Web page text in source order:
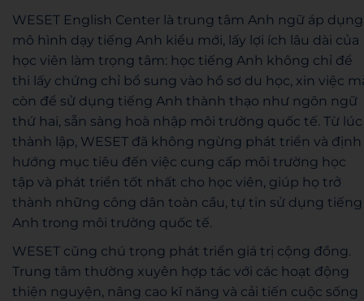
WESET English Center là trung tâm Anh ngữ áp dụng
mô hình dạy tiếng Anh kiểu mới, lấy lợi ích lâu dài của
học viên làm trọng tâm: học tiếng Anh không chỉ để
thi lấy chứng chỉ bổ sung vào hồ sơ du học, xin việc
còn để sử dụng tiếng Anh thành thạo như ngôn ngữ
thứ hai, sẵn sàng hoà nhập môi trường quốc tế. Từ lúc
thành lập, WESET đã không ngừng phát triển và định
hướng mục tiêu đến việc cung cấp môi trường học
tập và phát triển tốt nhất cho học viên, giúp họ trở
thành những công dân toàn cầu, tự tin sử dụng tiếng
Anh trong môi trường quốc tế.
WESET cũng chú trọng phát triển giá trị cộng đồng.
Trung tâm thường xuyên hợp tác với các hoạt động
thiện nguyện, nâng cao kĩ năng và cải tiến cuộc sống